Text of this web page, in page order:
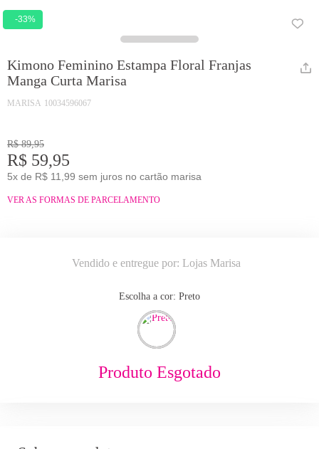
-33%
Kimono Feminino Estampa Floral Franjas
Manga Curta Marisa
MARISA 10034596067
R$ 89,95
R$ 59,95
5x de R$ 11,99 sem juros no cartão marisa
VER AS FORMAS DE PARCELAMENTO
Vendido e entregue por: Lojas Marisa
Escolha a cor: preto
Produto Esgotado